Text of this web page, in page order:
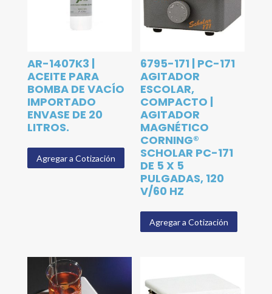
AR-1407K3 |
ACEITE PARA
BOMBA DE VACÍO
IMPORTADO
ENVASE DE 20
LITROS.
Agregar a Cotización
6795-171 | PC-171
AGITADOR
ESCOLAR,
COMPACTO |
AGITADOR
MAGNÉTICO
CORNING®
SCHOLAR PC-171
DE 5 X 5
PULGADAS, 120
V/60 HZ
Agregar a Cotización